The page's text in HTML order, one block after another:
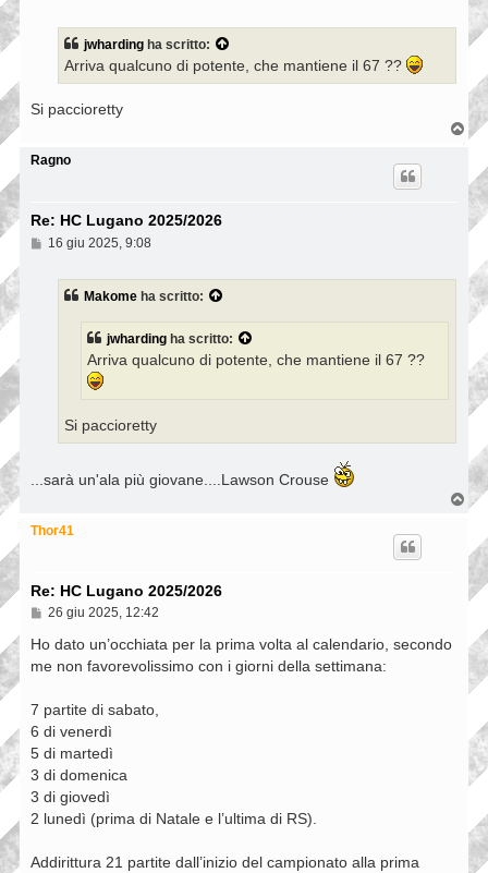
o
jwharding ha scritto:
Arriva qualcuno di potente, che mantiene il 67 ??
Si paccioretty
o
Ragno
Re: HC Lugano 2025/2026
M16 giu 2025, 9:08
Makome ha scritto:
jwharding ha scritto:
Arriva qualcuno di potente, che mantiene il 67 ??
Si paccioretty
...sarà un'ala più giovane....Lawson Crouse
o
Thor41
Re: HC Lugano 2025/2026
M
s
a
i
o
26 giu 2025, 12:42
Ho dato un’occhiata per la prima volta al calendario, secondo
me non favorevolissimo con i giorni della settimana:
7 partite di sabato,
6 di venerdì
5 di martedì
3 di domenica
3 di giovedì
2 lunedì (prima di Natale e l’ultima di RS).
Addirittura 21 partite dall’inizio del campionato alla prima